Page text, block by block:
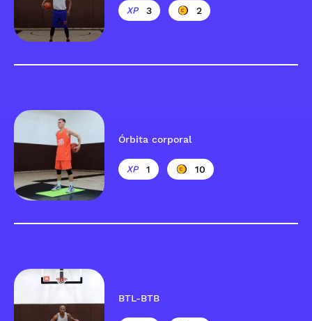
3 2
Órbita corporal
1 10
BTL-BTB